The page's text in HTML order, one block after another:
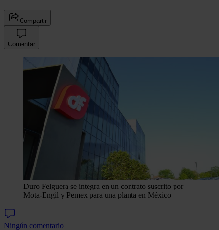
Compartir
Comentar
Duro Felguera se integra en un contrato suscrito por
Mota-Engil y Pemex para una planta en México
Ningún comentario